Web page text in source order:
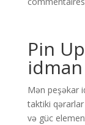
Pin
Mən peşəkar
taktiki
və güc